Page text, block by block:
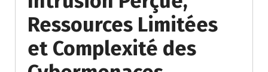
Ressources Limitées
et Complexité des